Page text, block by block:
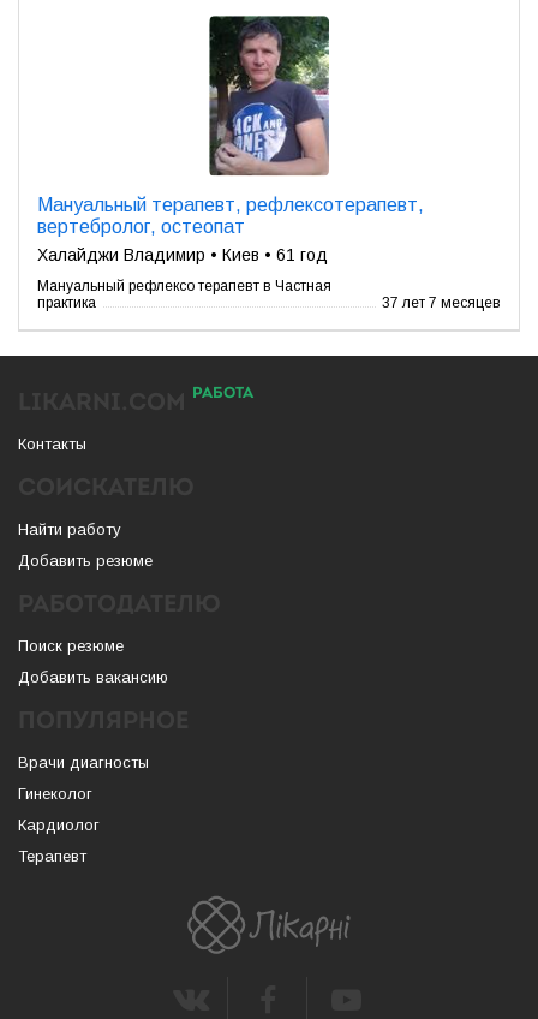
Мануальный терапевт, рефлексотерапевт,
вертебролог, остеопат
Халайджи Владимир • Киев • 61 год
Мануальный рефлексо терапевт в Частная
практика
37 лет 7 месяцев
РАБОТА
Контакты
Найти работу
Добавить резюме
Поиск резюме
Добавить вакансию
Врачи диагносты
Гинеколог
Кардиолог
Терапевт